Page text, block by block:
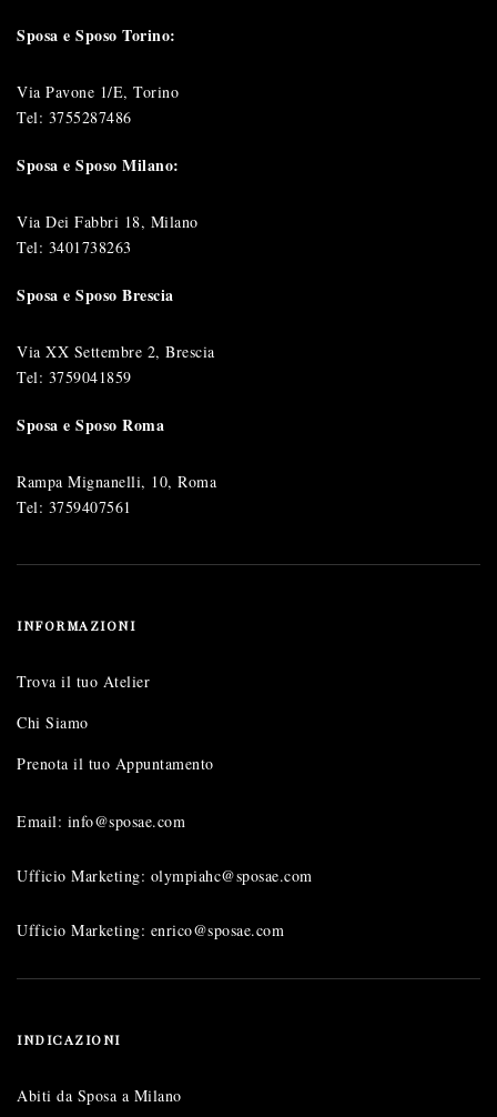
Sposa e Sposo Torino:
Via Pavone 1/E, Torino
Tel: 3755287486
Sposa e Sposo Milano:
Via Dei Fabbri 18, Milano
Tel: 3401738263
Sposa e Sposo Brescia
Via XX Settembre 2, Brescia
Tel: 3759041859
Sposa e Sposo Roma
Rampa Mignanelli, 10, Roma
Tel: 3759407561
INFORMAZIONI
Trova il tuo Atelier
Chi Siamo
Prenota il tuo Appuntamento
Email: info@sposae.com
Ufficio Marketing: olympiahc@sposae.com
Ufficio Marketing: enrico@sposae.com
INDICAZIONI
Abiti da Sposa a Milano